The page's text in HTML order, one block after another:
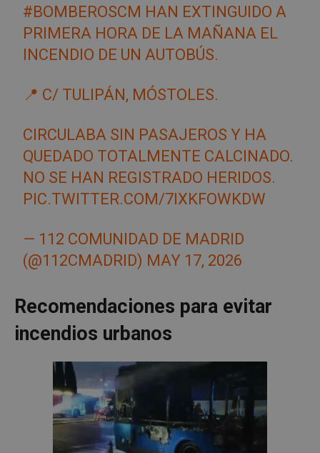
#BOMBEROSCM HAN EXTINGUIDO A
PRIMERA HORA DE LA MAÑANA EL
INCENDIO DE UN AUTOBÚS.
📍 C/ TULIPÁN, MÓSTOLES.
CIRCULABA SIN PASAJEROS Y HA
QUEDADO TOTALMENTE CALCINADO.
NO SE HAN REGISTRADO HERIDOS.
PIC.TWITTER.COM/7IXKFOWKDW
— 112 COMUNIDAD DE MADRID
(@112CMADRID) MAY 17, 2026
Recomendaciones para evitar
incendios urbanos